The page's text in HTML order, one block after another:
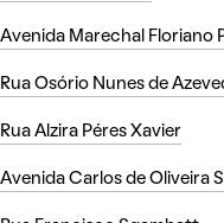
Avenida Marechal Floriano
Rua Osório Nunes de
Rua Alzira Péres Xavier
Avenida Carlos de Oliveira